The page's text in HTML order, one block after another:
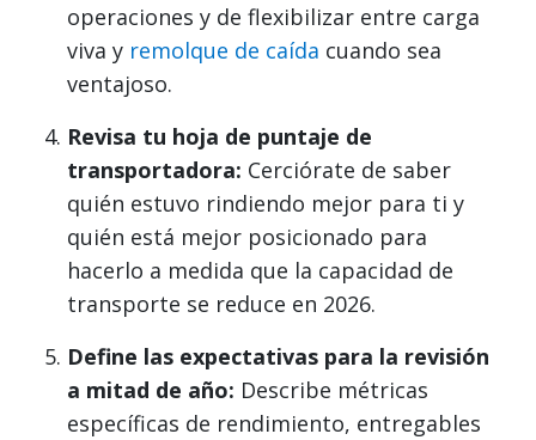
operaciones y de flexibilizar entre carga
viva y remolque de caída cuando sea
ventajoso.
Revisa tu hoja de puntaje de
transportadora: Cerciórate de saber
quién estuvo rindiendo mejor para ti y
quién está mejor posicionado para
hacerlo a medida que la capacidad de
transporte se reduce en 2026.
Define las expectativas para la revisión
a mitad de año: Describe métricas
específicas de rendimiento, entregables